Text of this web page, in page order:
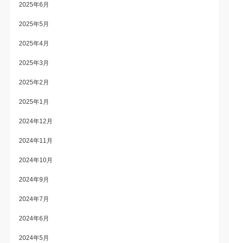
2025年6月
2025年5月
2025年4月
2025年3月
2025年2月
2025年1月
2024年12月
2024年11月
2024年10月
2024年9月
2024年7月
2024年6月
2024年5月